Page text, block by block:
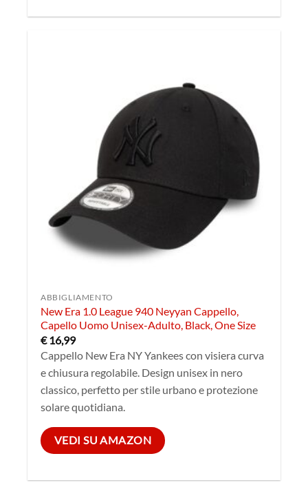
ABBIGLIAMENTO
New Era 1.0 League 940 Neyyan Cappello,
Capello Uomo Unisex-Adulto, Black, One Size
€16,99
Cappello New Era NY Yankees con visiera curva
e chiusura regolabile. Design unisex in nero
classico, perfetto per stile urbano e protezione
solare quotidiana.
VEDI SU AMAZON